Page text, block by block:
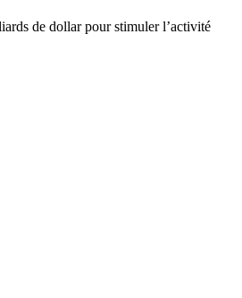
de dollar pour stimuler l’activité